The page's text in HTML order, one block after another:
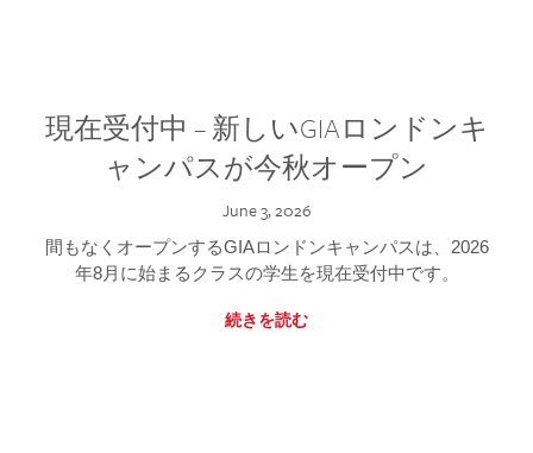
現在受付中 – 新しいGIAロンドンキ
ャンパスが今秋オープン
June 3, 2026
間もなくオープンするGIAロンドンキャンパスは、2026
年8月に始まるクラスの学生を現在受付中です。
続きを読む